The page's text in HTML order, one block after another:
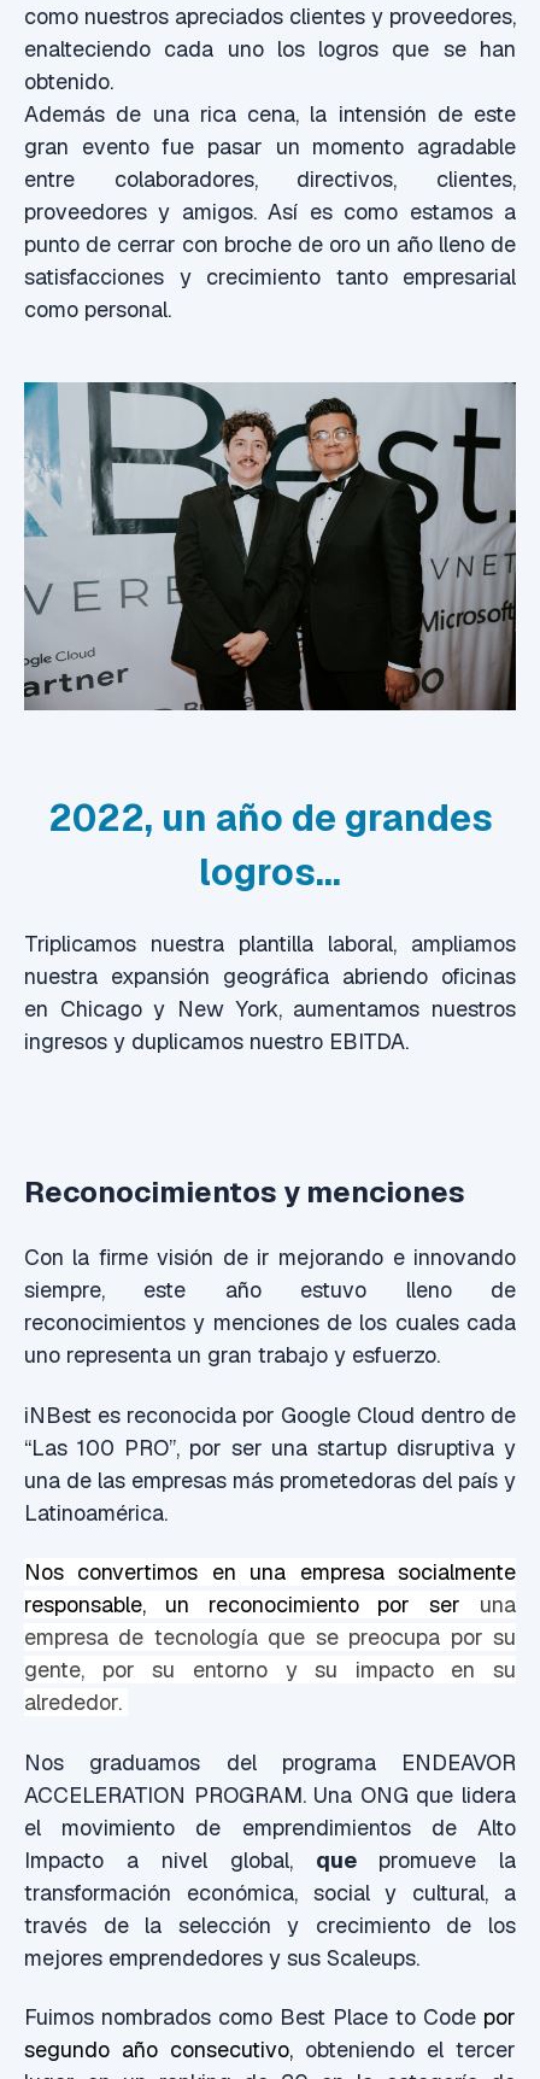
como nuestros apreciados clientes y proveedores,
enalteciendo cada uno los logros que se han
obtenido.
Además de una rica cena, la intensión de este
gran evento fue pasar un momento agradable
entre colaboradores, directivos, clientes,
proveedores y amigos. Así es como estamos a
punto de cerrar con broche de oro un año lleno de
satisfacciones y crecimiento tanto empresarial
como personal.
2022, un año de grandes
logros…
Triplicamos nuestra plantilla laboral, ampliamos
nuestra expansión geográfica abriendo oficinas
en Chicago y New York, aumentamos nuestros
ingresos y duplicamos nuestro EBITDA.
Reconocimientos y menciones
Con la firme visión de ir mejorando e innovando
siempre, este año estuvo lleno de
reconocimientos y menciones de los cuales cada
uno representa un gran trabajo y esfuerzo.
iNBest es reconocida por Google Cloud dentro de
“Las 100 PRO”, por ser una startup disruptiva y
una de las empresas más prometedoras del país y
Latinoamérica.
Nos convertimos en una empresa socialmente
responsable, un reconocimiento por ser una
empresa de tecnología que se preocupa por su
gente, por su entorno y su impacto en su
alrededor.
Nos graduamos del programa ENDEAVOR
ACCELERATION PROGRAM. Una ONG que lidera
el movimiento de emprendimientos de Alto
Impacto a nivel global, que promueve la
transformación económica, social y cultural, a
través de la selección y crecimiento de los
mejores emprendedores y sus Scaleups.
Fuimos nombrados como Best Place to Code por
segundo año consecutivo, obteniendo el tercer